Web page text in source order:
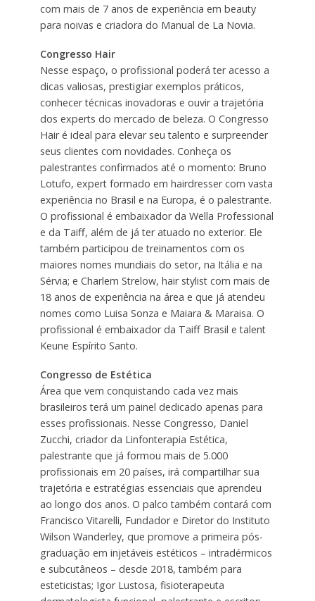
com mais de 7 anos de experiência em beauty
para noivas e criadora do Manual de La Novia.
Congresso Hair
Nesse espaço, o profissional poderá ter acesso a
dicas valiosas, prestigiar exemplos práticos,
conhecer técnicas inovadoras e ouvir a trajetória
dos experts do mercado de beleza. O Congresso
Hair é ideal para elevar seu talento e surpreender
seus clientes com novidades. Conheça os
palestrantes confirmados até o momento: Bruno
Lotufo, expert formado em hairdresser com vasta
experiência no Brasil e na Europa, é o palestrante.
O profissional é embaixador da Wella Professional
e da Taiff, além de já ter atuado no exterior. Ele
também participou de treinamentos com os
maiores nomes mundiais do setor, na Itália e na
Sérvia; e Charlem Strelow, hair stylist com mais de
18 anos de experiência na área e que já atendeu
nomes como Luisa Sonza e Maiara & Maraisa. O
profissional é embaixador da Taiff Brasil e talent
Keune Espírito Santo.
Congresso de Estética
Área que vem conquistando cada vez mais
brasileiros terá um painel dedicado apenas para
esses profissionais. Nesse Congresso, Daniel
Zucchi, criador da Linfonterapia Estética,
palestrante que já formou mais de 5.000
profissionais em 20 países, irá compartilhar sua
trajetória e estratégias essenciais que aprendeu
ao longo dos anos. O palco também contará com
Francisco Vitarelli, Fundador e Diretor do Instituto
Wilson Wanderley, que promove a primeira pós-
graduação em injetáveis estéticos – intradérmicos
e subcutâneos – desde 2018, também para
esteticistas; Igor Lustosa, fisioterapeuta